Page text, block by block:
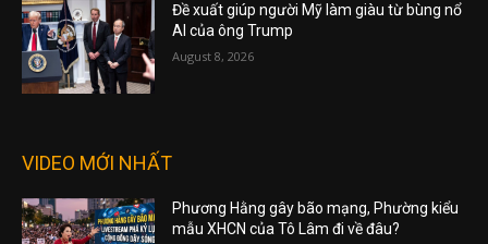
Đề xuất giúp người Mỹ làm giàu từ bùng nổ
AI của ông Trump
August 8, 2026
VIDEO MỚI NHẤT
Phương Hằng gây bão mạng, Phường kiểu
mẫu XHCN của Tô Lâm đi về đâu?